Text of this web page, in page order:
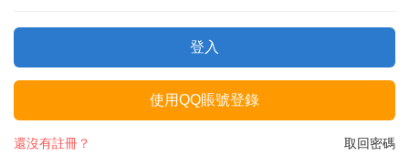
登入
使用QQ賬號登錄
取回密碼
還沒有註冊？